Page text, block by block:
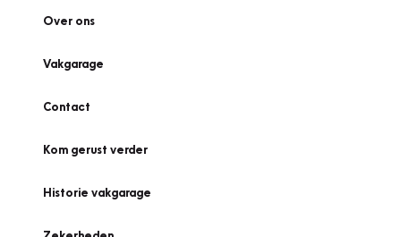
Over ons
Vakgarage
Contact
Kom gerust verder
Historie vakgarage